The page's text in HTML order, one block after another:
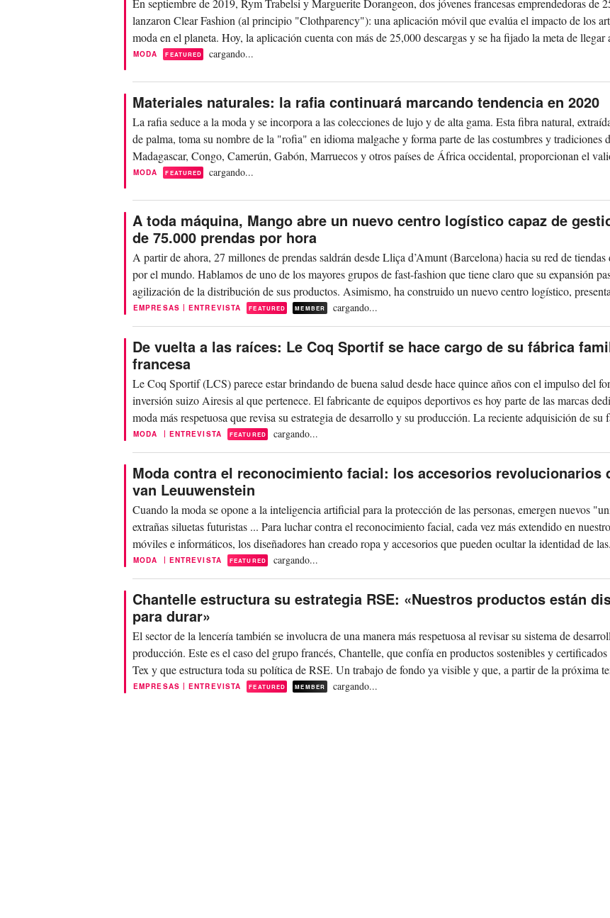
En septiembre de 2019, Rym Trabelsi y Marguerite Dorangeon, dos jóvenes francesas emprendedoras de
lanzaron Clear Fashion (al principio "Clothparency"): una aplicación móvil que evalúa el impacto de los
moda en el planeta. Hoy, la aplicación cuenta con más de 25,000 descargas y se ha fijado la meta de llegar
para...
MODA FEATURED cargando...
Materiales naturales: la rafia continuará marcando tendencia en 2020
La rafia seduce a la moda y se incorpora a las colecciones de lujo y de alta gama. Esta fibra natural,
de palma, toma su nombre de la "rofia" en idioma malgache y forma parte de las costumbres y tradiciones
Madagascar, Congo, Camerún, Gabón, Marruecos y otros países de África occidental, proporcionan el
MODA FEATURED cargando...
A toda máquina, Mango abre un nuevo centro logístico capaz de
de 75.000 prendas por hora
A partir de ahora, 27 millones de prendas saldrán desde Lliça d’Amunt (Barcelona) hacia su red de
por el mundo. Hablamos de uno de los mayores grupos de fast-fashion que tiene claro que su expansión
agilización de la distribución de sus productos. Asimismo, ha construido un nuevo centro logístico,
EMPRESAS | ENTREVISTA FEATURED MEMBER cargando...
De vuelta a las raíces: Le Coq Sportif se hace cargo de su fábrica
francesa
Le Coq Sportif (LCS) parece estar brindando de buena salud desde hace quince años con el impulso del
inversión suizo Airesis al que pertenece. El fabricante de equipos deportivos es hoy parte de las marcas
moda más respetuosa que revisa su estrategia de desarrollo y su producción. La reciente adquisición de su
MODA | ENTREVISTA FEATURED cargando...
Moda contra el reconocimiento facial: los accesorios revolucionarios
van Leuuwenstein
Cuando la moda se opone a la inteligencia artificial para la protección de las personas, emergen nuevos
extrañas siluetas futuristas ... Para luchar contra el reconocimiento facial, cada vez más extendido en
móviles e informáticos, los diseñadores han creado ropa y accesorios que pueden ocultar la identidad de
MODA | ENTREVISTA FEATURED cargando...
Chantelle estructura su estrategia RSE: «Nuestros productos están
para durar»
El sector de la lencería también se involucra de una manera más respetuosa al revisar su sistema de
producción. Este es el caso del grupo francés, Chantelle, que confía en productos sostenibles y
Tex y que estructura toda su política de RSE. Un trabajo de fondo ya visible y que, a partir de la próxima
EMPRESAS | ENTREVISTA FEATURED MEMBER cargando...